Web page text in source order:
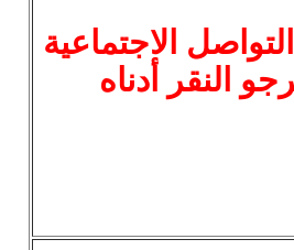
الاجتماعية
النقر أدناه